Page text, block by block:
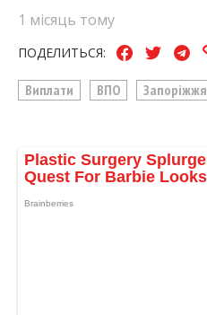
1 місяць тому
ПОДЕЛИТЬСЯ:
Виплати ВПО Запоріжжя